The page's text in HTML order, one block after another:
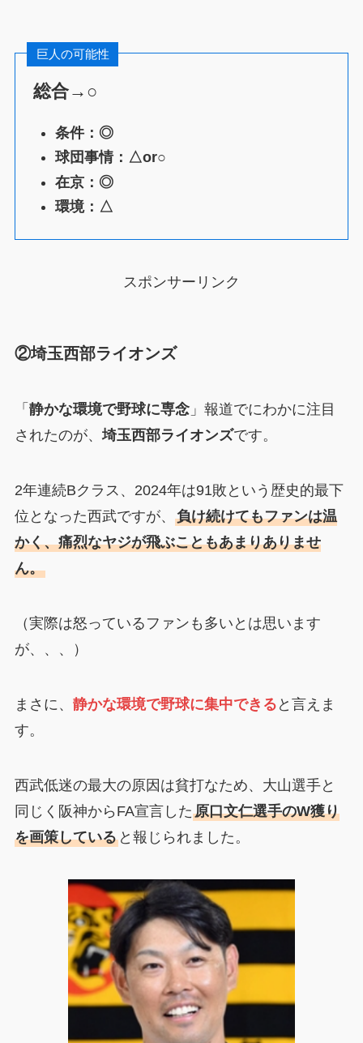
巨人の可能性
総合→○
条件：◎
球団事情：△or○
在京：◎
環境：△
スポンサーリンク
②埼玉西部ライオンズ
「 静かな環境で野球に専念」報道でにわかに注目
されたのが、埼玉西部ライオンズです。
2年連続Bクラス、2024年は91敗という歴史的最下
位となった西武ですが、 負け続けてもファンは温
かく、痛烈なヤジが飛ぶこともあまりありませ
ん。
（実際は怒っているファンも多いとは思います
が、、、）
まさに、 静かな環境で野球に集中できる と言えま
す。
西武低迷の最大の原因は貧打なため、大山選手と
同じく阪神からFA宣言した原口文仁選手のW獲り
を画策していると報じられました。